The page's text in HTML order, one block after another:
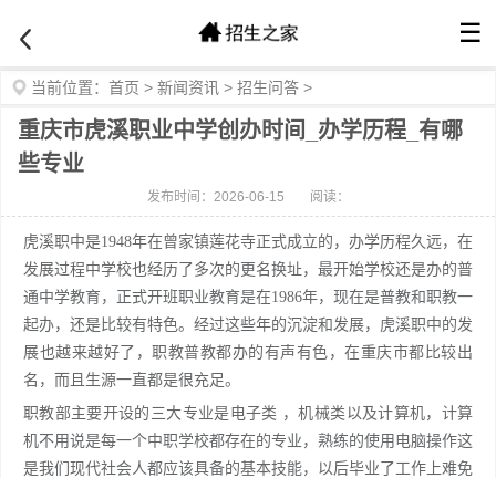
☰
当前位置： 首页 > 新闻资讯 > 招生问答 >
重庆市虎溪职业中学创办时间_办学历程_有哪
些专业
发布时间：2026-06-15 阅读：
虎溪职中是1948年在曾家镇莲花寺正式成立的，办学历程久远，在
发展过程中学校也经历了多次的更名换址，最开始学校还是办的普
通中学教育，正式开班职业教育是在1986年，现在是普教和职教一
起办，还是比较有特色。经过这些年的沉淀和发展，虎溪职中的发
展也越来越好了，职教普教都办的有声有色，在重庆市都比较出
名，而且生源一直都是很充足。
职教部主要开设的三大专业是电子类 ，机械类以及计算机，计算
机不用说是每一个中职学校都存在的专业，熟练的使用电脑操作这
是我们现代社会人都应该具备的基本技能，以后毕业了工作上难免